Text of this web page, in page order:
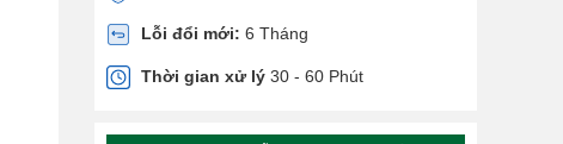
Lỗi đổi mới: 6 Tháng
Thời gian xử lý 30 - 60 Phút